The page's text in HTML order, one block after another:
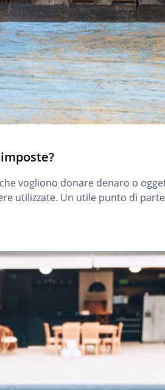
vogliono donare denaro o
utilizzate. Un utile punto di